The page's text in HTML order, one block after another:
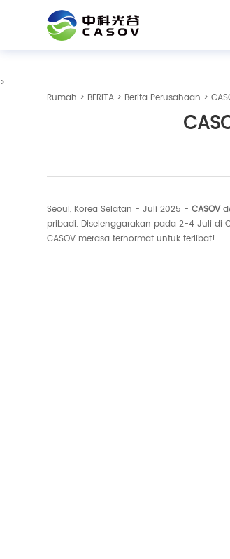
>
Rumah > BERITA > Berita Perusahaan >
Seoul, Korea Selatan - Juli 2025 -CASOV
pribadi. Diselenggarakan pada 2-4 Juli di
CASOV merasa terhormat untuk terlibat!